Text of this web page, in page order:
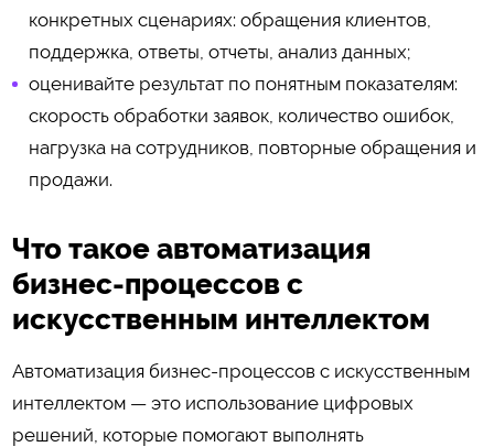
конкретных сценариях: обращения клиентов,
поддержка, ответы, отчеты, анализ данных;
оценивайте результат по понятным показателям:
скорость обработки заявок, количество ошибок,
нагрузка на сотрудников, повторные обращения и
продажи.
Что такое автоматизация
бизнес-процессов с
искусственным интеллектом
Автоматизация бизнес-процессов с искусственным
интеллектом — это использование цифровых
решений, которые помогают выполнять